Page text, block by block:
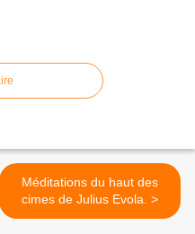
Méditations du haut des
cimes de Julius Evola. >